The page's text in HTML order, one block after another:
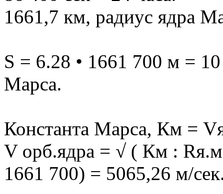
1661,7 км, радиус ядра
S = 6.28 • 1661 700 м =
Марса.
Константа Марса, Км =
V орб.ядра = √ ( Км :
1661 700) = 5065,26 м/